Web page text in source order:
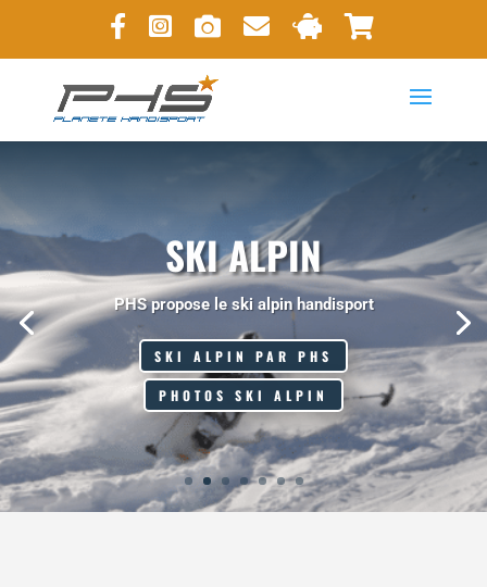
SKI ALPIN
PHS propose le ski alpin handisport
SKI ALPIN PAR PHS
PHOTOS SKI ALPIN